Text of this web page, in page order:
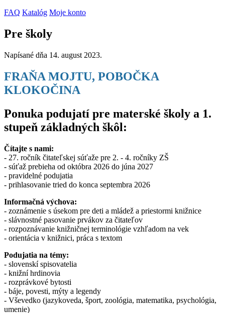
FAQ Katalóg Moje konto
Pre školy
Napísané dňa 14. august 2023.
FRAŇA MOJTU, POBOČKA
KLOKOČINA
Ponuka podujatí pre materské školy a 1.
stupeň základných škôl:
Čítajte s nami:
- 27. ročník čitateľskej súťaže pre 2. - 4. ročníky ZŠ
- súťaž prebieha od októbra 2026 do júna 2027
- pravidelné podujatia
- prihlasovanie tried do konca septembra 2026
Informačná výchova:
- zoznámenie s úsekom pre deti a mládež a priestormi knižnice
- slávnostné pasovanie prvákov za čitateľov
- rozpoznávanie knižničnej terminológie vzhľadom na vek
- orientácia v knižnici, práca s textom
Podujatia na témy:
- slovenskí spisovatelia
- knižní hrdinovia
- rozprávkové bytosti
- báje, povesti, mýty a legendy
- Vševedko (jazykoveda, šport, zoológia, matematika, psychológia,
umenie)